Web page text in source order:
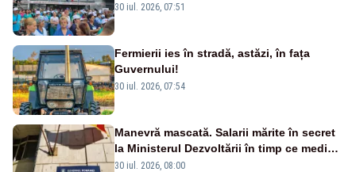
30 iul. 2026, 07:51
Fermierii ies în stradă, astăzi, în fața
Guvernului!
30 iul. 2026, 07:54
Manevră mascată. Salarii mărite în secret
la Ministerul Dezvoltării în timp ce medicii
ies în stradă
30 iul. 2026, 08:00